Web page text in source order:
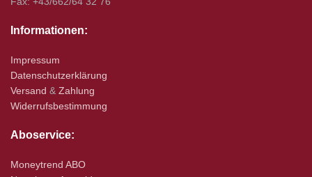
Informationen:
Impressum
Datenschutzerklärung
Versand & Zahlung
Widerrufsbestimmung
Aboservice:
Moneytrend ABO